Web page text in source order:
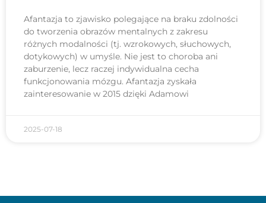
Afantazja to zjawisko polegające na braku zdolności
do tworzenia obrazów mentalnych z zakresu
różnych modalności (tj. wzrokowych, słuchowych,
dotykowych) w umyśle. Nie jest to choroba ani
zaburzenie, lecz raczej indywidualna cecha
funkcjonowania mózgu. Afantazja zyskała
zainteresowanie w 2015 dzięki Adamowi
2025-07-18